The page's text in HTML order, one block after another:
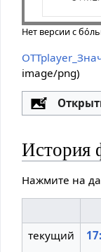
Нет версии с
image/png)
История
Нажмите на
текущий